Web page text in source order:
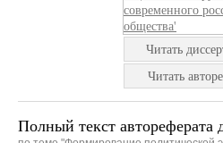
Читать
Читать
Полный текст автореферата